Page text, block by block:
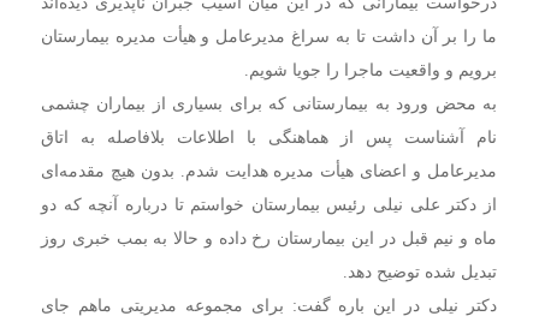
ما را بر آن داشت تا به سراغ مدیرعامل و هیأت مدیره بیمارستان
برویم و واقعیت ماجرا را جویا شویم.
به محض ورود به بیمارستانی که برای بسیاری از بیماران چشمی
نام آشناست پس از هماهنگی با اطلاعات بلافاصله به اتاق
مدیرعامل و اعضای هیأت مدیره هدایت شدم. بدون هیچ مقدمه‌ای
از دکتر علی نیلی رئیس بیمارستان خواستم تا درباره آنچه که دو
ماه و نیم قبل در این بیمارستان رخ داده و حالا به بمب خبری روز
تبدیل شده توضیح دهد.
دکتر نیلی در این باره گفت: برای مجموعه مدیریتی ماهم جای